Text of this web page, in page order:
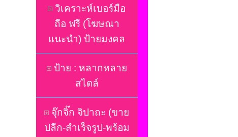
วิเคราะห์เบอร์มือ
ถือ ฟรี (โฆษณา
แนะนำ) ป้ายมงคล
ป้าย : หลากหลาย
สไตล์
จุ๊กจิ๊ก จิปาถะ (ขาย
ปลีก-สำเร็จรูป-พร้อม